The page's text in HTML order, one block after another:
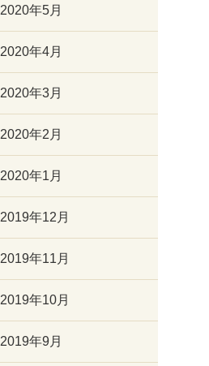
2020年5月
2020年4月
2020年3月
2020年2月
2020年1月
2019年12月
2019年11月
2019年10月
2019年9月